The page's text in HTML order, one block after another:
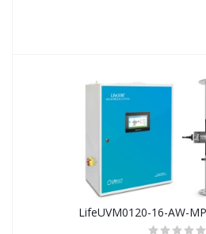
LifeUVM0120-16-AW-